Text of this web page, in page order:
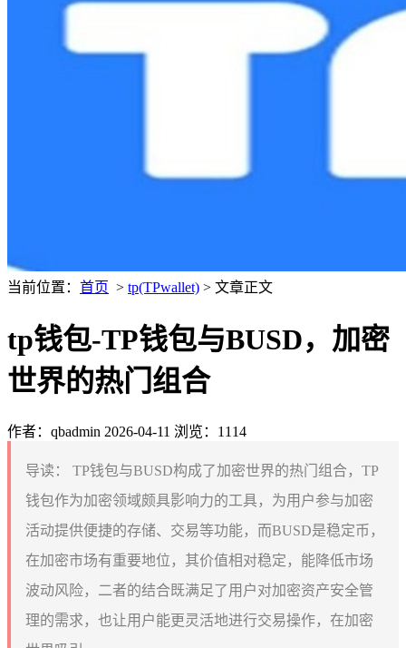
当前位置： 首页 > tp(TPwallet) > 文章正文
tp钱包-TP钱包与BUSD，加密
世界的热门组合
作者：qbadmin 2026-04-11 浏览：1114
导读：
TP钱包与BUSD构成了加密世界的热门组合，TP
钱包作为加密领域颇具影响力的工具，为用户参与加密
活动提供便捷的存储、交易等功能，而BUSD是稳定币，
在加密市场有重要地位，其价值相对稳定，能降低市场
波动风险，二者的结合既满足了用户对加密资产安全管
理的需求，也让用户能更灵活地进行交易操作，在加密